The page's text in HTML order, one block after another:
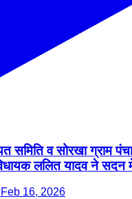
समिति व सोरखा ग्राम
ललित यादव ने सदन
16, 2026